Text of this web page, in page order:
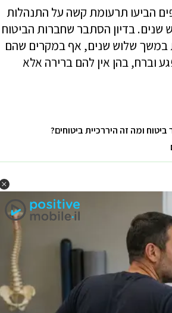
הביעו תרעומת קשה על התנהלות
בדיון הסתבר שחברות הביטוח
במשך שלוש שנים, אף במקרים שהם
וברח, בהן אין להם ברירה אלא
ומה זה היררכיית ביטוחים?